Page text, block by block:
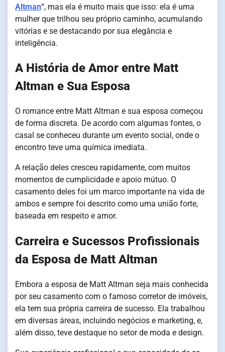
Altman“, mas ela é muito mais que isso: ela é uma
mulher que trilhou seu próprio caminho, acumulando
vitórias e se destacando por sua elegância e
inteligência.
A História de Amor entre Matt
Altman e Sua Esposa
O romance entre Matt Altman e sua esposa começou
de forma discreta. De acordo com algumas fontes, o
casal se conheceu durante um evento social, onde o
encontro teve uma química imediata.
A relação deles cresceu rapidamente, com muitos
momentos de cumplicidade e apoio mútuo. O
casamento deles foi um marco importante na vida de
ambos e sempre foi descrito como uma união forte,
baseada em respeito e amor.
Carreira e Sucessos Profissionais
da Esposa de Matt Altman
Embora a esposa de Matt Altman seja mais conhecida
por seu casamento com o famoso corretor de imóveis,
ela tem sua própria carreira de sucesso. Ela trabalhou
em diversas áreas, incluindo negócios e marketing, e,
além disso, teve destaque no setor de moda e design.